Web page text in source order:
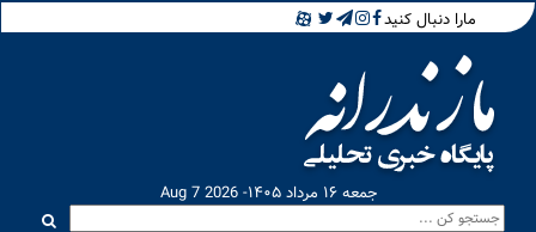
مارا دنبال کنید
جمعه ۱۶ مرداد ۱۴۰۵- Aug 7 2026